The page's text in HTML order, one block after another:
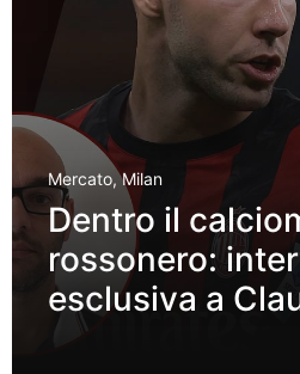
Mercato,Milan
Dentro il
rossonero:
esclusiva a